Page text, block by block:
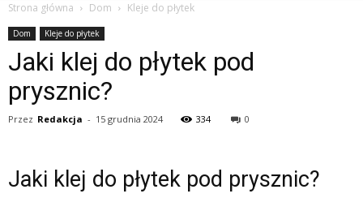
Strona główna Dom Kleje do płytek
Dom Kleje do płytek
Jaki klej do płytek pod
prysznic?
Przez Redakcja - 15 grudnia 2024 334 0
Jaki klej do płytek pod prysznic?